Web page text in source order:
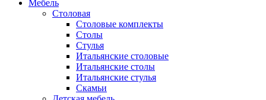
Мебель
Столовая
Столовые комплекты
Столы
Стулья
Итальянские столовые
Итальянские столы
Итальянские стулья
Скамьи